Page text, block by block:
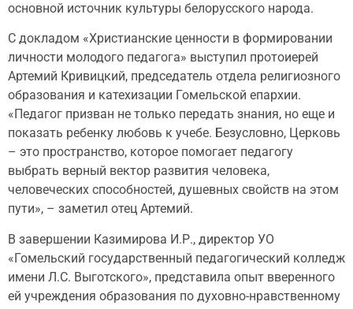
основной источник культуры белорусского народа.
С докладом «Христианские ценности в формировании
личности молодого педагога» выступил протоиерей
Артемий Кривицкий, председатель отдела религиозного
образования и катехизации Гомельской епархии.
«Педагог призван не только передать знания, но еще и
показать ребенку любовь к учебе. Безусловно, Церковь
– это пространство, которое помогает педагогу
выбрать верный вектор развития человека,
человеческих способностей, душевных свойств на этом
пути», – заметил отец Артемий.
В завершении Казимирова И.Р., директор УО
«Гомельский государственный педагогический колледж
имени Л.С. Выготского», представила опыт вверенного
ей учреждения образования по духовно-нравственному